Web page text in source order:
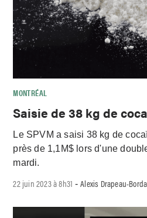
MONTRÉAL
Saisie de 38 kg de
Le SPVM a saisi 38 kg de
près de 1,1M$ lors d'une
mardi.
22 juin 2023 à 8h31 -Alexis Drapeau-